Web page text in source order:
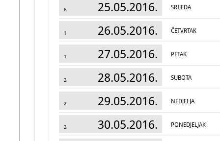
6 25.05.2016. SRIJEDA
1 26.05.2016. ČETVRTAK
1 27.05.2016. PETAK
2 28.05.2016. SUBOTA
2 29.05.2016. NEDJELJA
2 30.05.2016. PONEDJELJAK